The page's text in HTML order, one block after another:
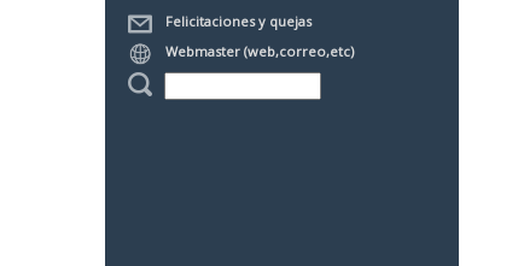
Felicitaciones y quejas
Webmaster (web,correo,etc)